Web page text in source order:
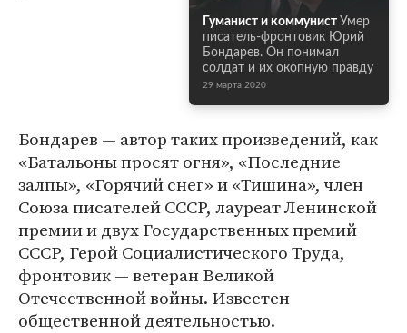
Гуманист и коммунист Умер
писатель-фронтовик Юрий
Бондарев. Он понимал
солдат и их окопную правду
29 марта 2020
Бондарев — автор таких произведений, как
«Батальоны просят огня», «Последние
залпы», «Горячий снег» и «Тишина», член
Союза писателей СССР, лауреат Ленинской
премии и двух Государственных премий
СССР, Герой Социалистического Труда,
фронтовик — ветеран Великой
Отечественной войны. Известен
общественной деятельностью.